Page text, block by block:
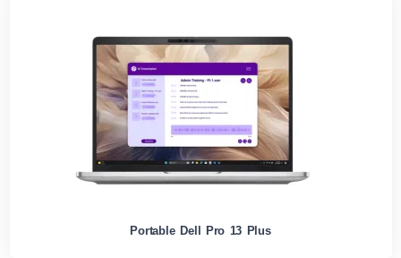
Portable Dell Pro 13 Plus